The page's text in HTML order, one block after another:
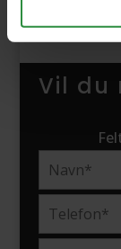
Den rigtige
Vil du